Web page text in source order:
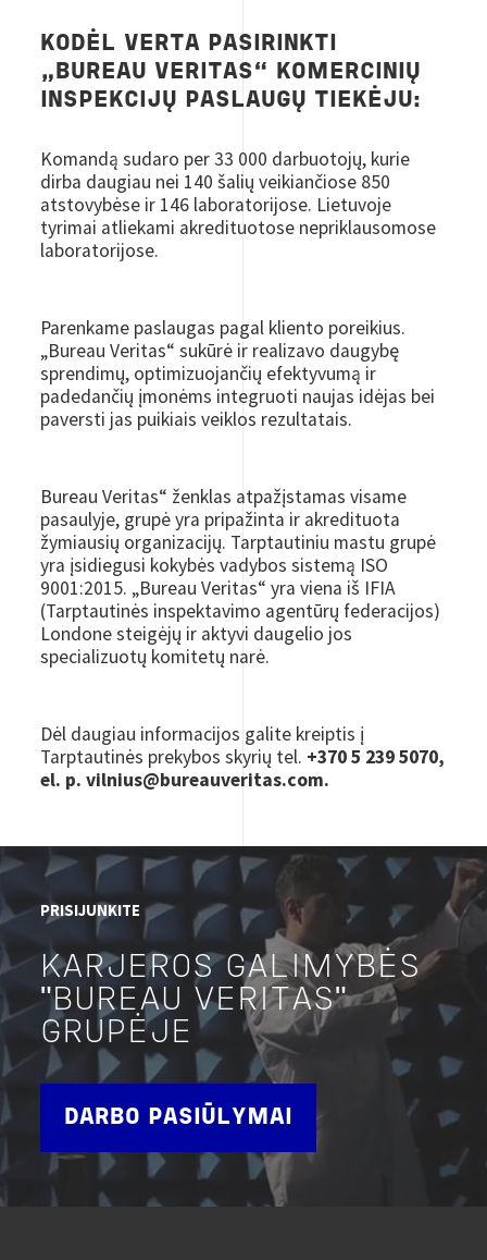
KODĖL VERTA PASIRINKTI
„BUREAU VERITAS“ KOMERCINIŲ
INSPEKCIJŲ PASLAUGŲ TIEKĖJU:
Komandą sudaro per 33 000 darbuotojų, kurie
dirba daugiau nei 140 šalių veikiančiose 850
atstovybėse ir 146 laboratorijose. Lietuvoje
tyrimai atliekami akredituotose nepriklausomose
laboratorijose.
Parenkame paslaugas pagal kliento poreikius.
„Bureau Veritas“ sukūrė ir realizavo daugybę
sprendimų, optimizuojančių efektyvumą ir
padedančių įmonėms integruoti naujas idėjas bei
paversti jas puikiais veiklos rezultatais.
Bureau Veritas“ ženklas atpažįstamas visame
pasaulyje, grupė yra pripažinta ir akredituota
žymiausių organizacijų. Tarptautiniu mastu grupė
yra įsidiegusi kokybės vadybos sistemą ISO
9001:2015. „Bureau Veritas“ yra viena iš IFIA
(Tarptautinės inspektavimo agentūrų federacijos)
Londone steigėjų ir aktyvi daugelio jos
specializuotų komitetų narė.
Dėl daugiau informacijos galite kreiptis į
Tarptautinės prekybos skyrių tel. +370 5 239 5070,
el. p. vilnius@bureauveritas.com.
PRISIJUNKITE
KARJEROS GALIMYBĖS
"BUREAU VERITAS"
GRUPĖJE
DARBO PASIŪLYMAI